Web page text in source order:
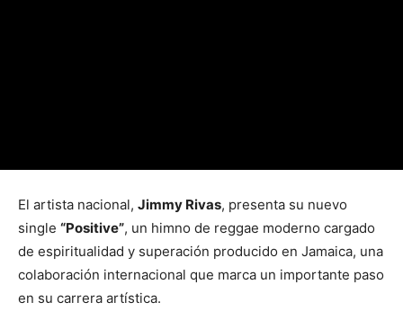
El artista nacional, Jimmy Rivas, presenta su nuevo
single “Positive”, un himno de reggae moderno cargado
de espiritualidad y superación producido en Jamaica, una
colaboración internacional que marca un importante paso
en su carrera artística.